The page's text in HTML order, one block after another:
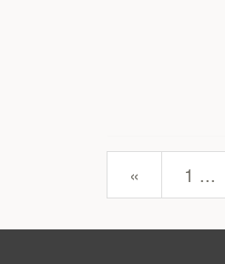
« 1 ...